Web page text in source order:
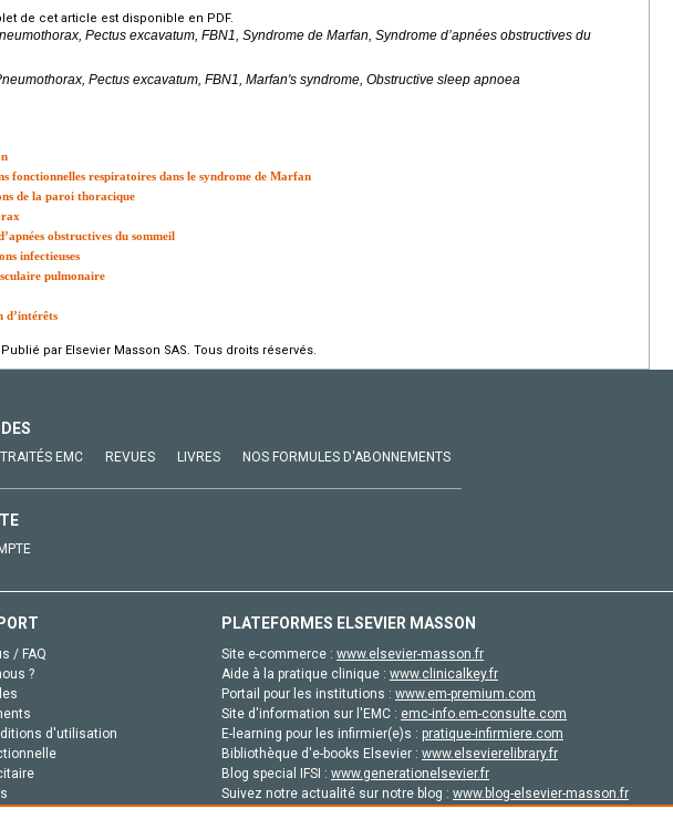
de cet article est disponible en PDF.
Pectus excavatum, FBN1, Syndrome de Marfan, Syndrome d’apnées obstructives du
Pectus excavatum, FBN1, Marfan's syndrome, Obstructive sleep apnoea
fonctionnelles respiratoires dans le syndrome de Marfan
de la paroi thoracique
obstructives du sommeil
infectieuses
pulmonaire
d’intérêts
par Elsevier Masson SAS. Tous droits réservés.
TRAITÉS EMC REVUES LIVRES NOS FORMULES D'ABONNEMENTS
/ FAQ
?
d'utilisation
PLATEFORMES ELSEVIER MASSON
Site e-commerce : www.elsevier-masson.fr
Aide à la pratique clinique : www.clinicalkey.fr
Portail pour les institutions : www.em-premium.com
Site d'information sur l'EMC : emc-info.em-consulte.com
E-learning pour les infirmier(e)s : pratique-infirmiere.com
Bibliothèque d'e-books Elsevier : www.elsevierelibrary.fr
Blog special IFSI : www.generationelsevier.fr
Suivez notre actualité sur notre blog : www.blog-elsevier-masson.fr